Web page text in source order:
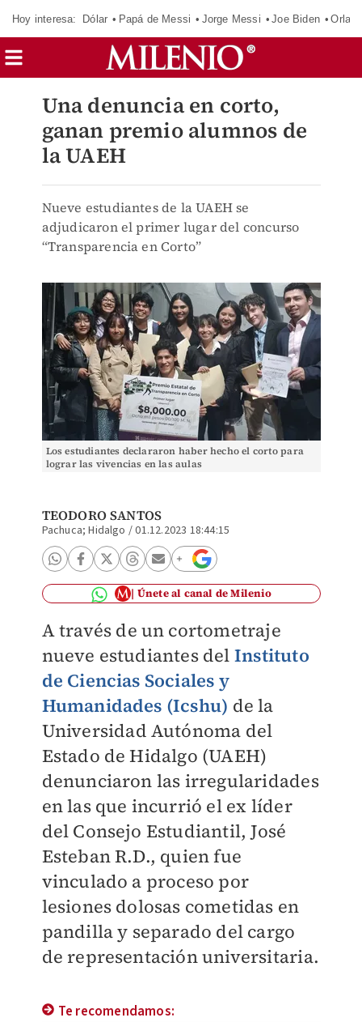
Hoy interesa: Dólar Papá de Messi Jorge Messi Joe Biden
Una denuncia en corto,
ganan premio alumnos de
la UAEH
Nueve estudiantes de la UAEH se
adjudicaron el primer lugar del concurso
“Transparencia en Corto”
Los estudiantes declararon haber hecho el corto para
lograr las vivencias en las aulas
TEODORO SANTOS
Pachuca; Hidalgo /01.12.2023 18:44:15
Únete al canal de Milenio
A través de un cortometraje
nueve estudiantes del Instituto
de Ciencias Sociales y
Humanidades (Icshu) de la
Universidad Autónoma del
Estado de Hidalgo (UAEH)
denunciaron las irregularidades
en las que incurrió el ex líder
del Consejo Estudiantil, José
Esteban R.D., quien fue
vinculado a proceso por
lesiones dolosas cometidas en
pandilla y separado del cargo
de representación universitaria.
Te recomendamos: